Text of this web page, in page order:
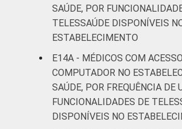
SAÚDE, POR
TELESSAÚDE DISPONÍVEIS
ESTABELECIMENTO
E14A - MÉDICOS COM
COMPUTADOR NO
SAÚDE, POR FREQUÊNCIA DE
FUNCIONALIDADES DE
DISPONÍVEIS NO